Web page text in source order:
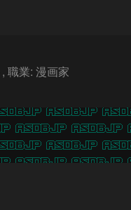
,職業: 漫画家